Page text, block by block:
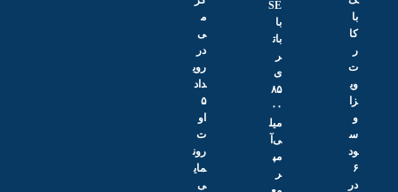
با
کا
ر
ت
وی
زا
و
س
ود
۶
در
SE
با
بات
ر
ی
۸۵
۰۰
میل
ی‌آ
مپ
ر
م
ی
در
روی
داد
۵
او
ت
رون
مای
ی